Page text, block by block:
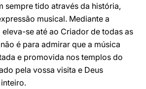
sempre tido através da história,
musical. Mediante a
se até ao Criador de todas as
é para admirar que a música
e promovida nos templos do
pela vossa visita e Deus